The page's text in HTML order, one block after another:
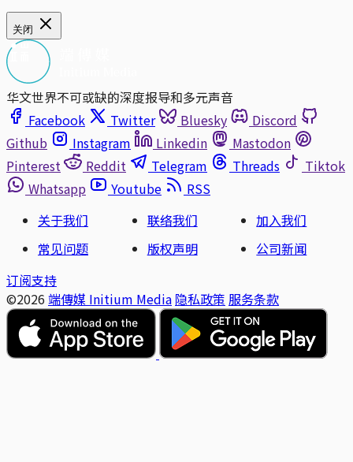
关闭
华文世界不可或缺的深度报导和多元声音
Facebook
Twitter Bluesky
Discord
Github
Instagram Linkedin
Mastodon
Pinterest
Reddit Telegram Threads
Tiktok
Whatsapp
Youtube
RSS
关于我们
联络我们
加入我们
常见问题
版权声明
公司新闻
订阅支持
©2026 端傳媒 Initium Media 隐私政策 服务条款